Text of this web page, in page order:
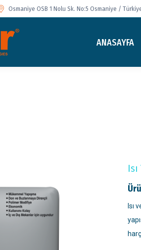
Osmaniye OSB 1 Nolu Sk. No:5 Osmaniye /
ANASAYFA
Isı